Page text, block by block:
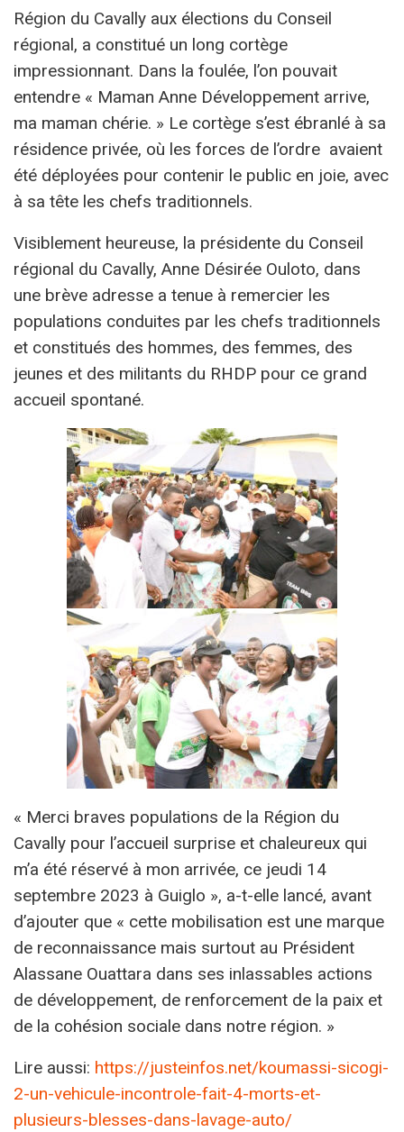
Région du Cavally aux élections du Conseil
régional, a constitué un long cortège
impressionnant. Dans la foulée, l’on pouvait
entendre « Maman Anne Développement arrive,
ma maman chérie. » Le cortège s’est ébranlé à sa
résidence privée, où les forces de l’ordre avaient
été déployées pour contenir le public en joie, avec
à sa tête les chefs traditionnels.
Visiblement heureuse, la présidente du Conseil
régional du Cavally, Anne Désirée Ouloto, dans
une brève adresse a tenue à remercier les
populations conduites par les chefs traditionnels
et constitués des hommes, des femmes, des
jeunes et des militants du RHDP pour ce grand
accueil spontané.
« Merci braves populations de la Région du
Cavally pour l’accueil surprise et chaleureux qui
m’a été réservé à mon arrivée, ce jeudi 14
septembre 2023 à Guiglo », a-t-elle lancé, avant
d’ajouter que « cette mobilisation est une marque
de reconnaissance mais surtout au Président
Alassane Ouattara dans ses inlassables actions
de développement, de renforcement de la paix et
de la cohésion sociale dans notre région. »
Lire aussi: https://justeinfos.net/koumassi-sicogi-
2-un-vehicule-incontrole-fait-4-morts-et-
plusieurs-blesses-dans-lavage-auto/